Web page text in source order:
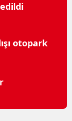
otopark